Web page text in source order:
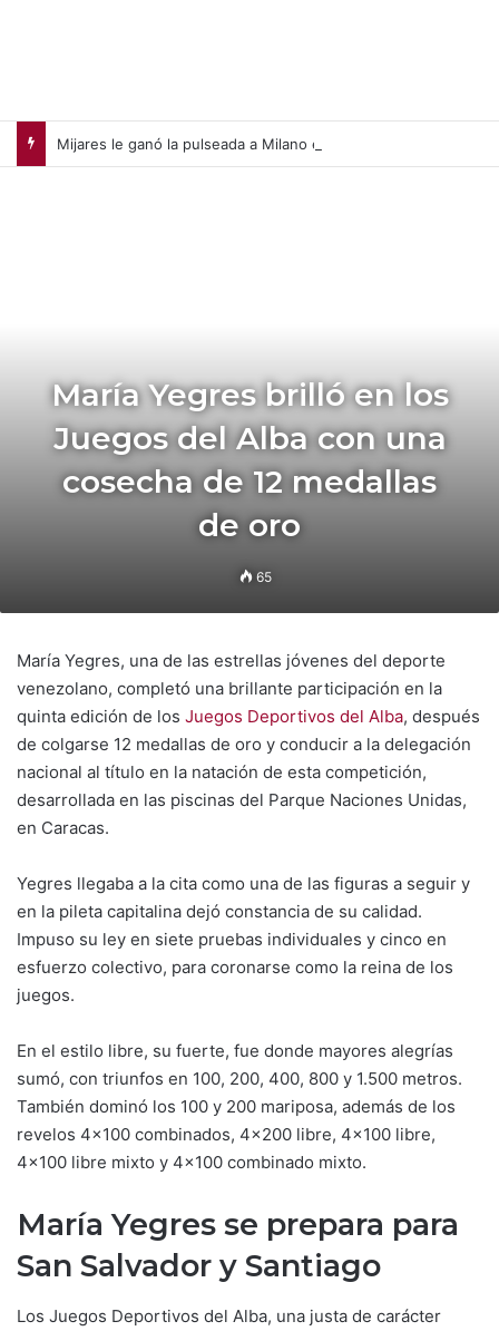
María Yegres brilló en los
Juegos del Alba con una
cosecha de 12 medallas
de oro
65
María Yegres, una de las estrellas jóvenes del deporte
venezolano, completó una brillante participación en la
quinta edición de los Juegos Deportivos del Alba, después
de colgarse 12 medallas de oro y conducir a la delegación
nacional al título en la natación de esta competición,
desarrollada en las piscinas del Parque Naciones Unidas,
en Caracas.
Yegres llegaba a la cita como una de las figuras a seguir y
en la pileta capitalina dejó constancia de su calidad.
Impuso su ley en siete pruebas individuales y cinco en
esfuerzo colectivo, para coronarse como la reina de los
juegos.
En el estilo libre, su fuerte, fue donde mayores alegrías
sumó, con triunfos en 100, 200, 400, 800 y 1.500 metros.
También dominó los 100 y 200 mariposa, además de los
revelos 4×100 combinados, 4×200 libre, 4×100 libre,
4×100 libre mixto y 4×100 combinado mixto.
María Yegres se prepara para
San Salvador y Santiago
Los Juegos Deportivos del Alba, una justa de carácter